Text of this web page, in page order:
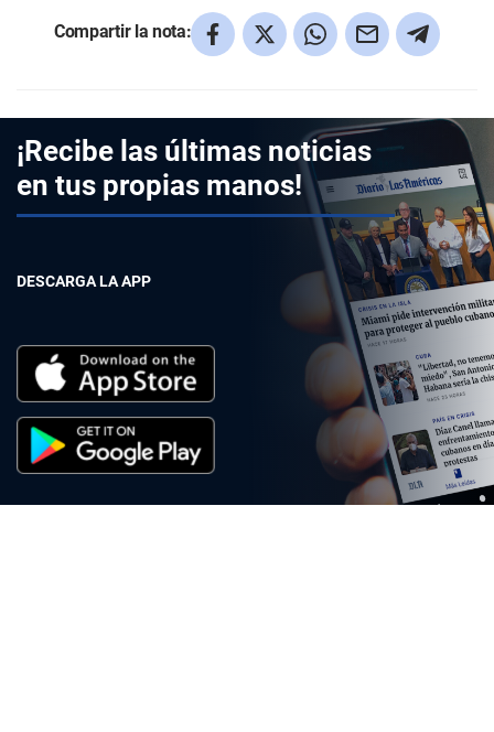
Compartir la nota:
¡Recibe las últimas noticias
en tus propias manos!
DESCARGA LA APP